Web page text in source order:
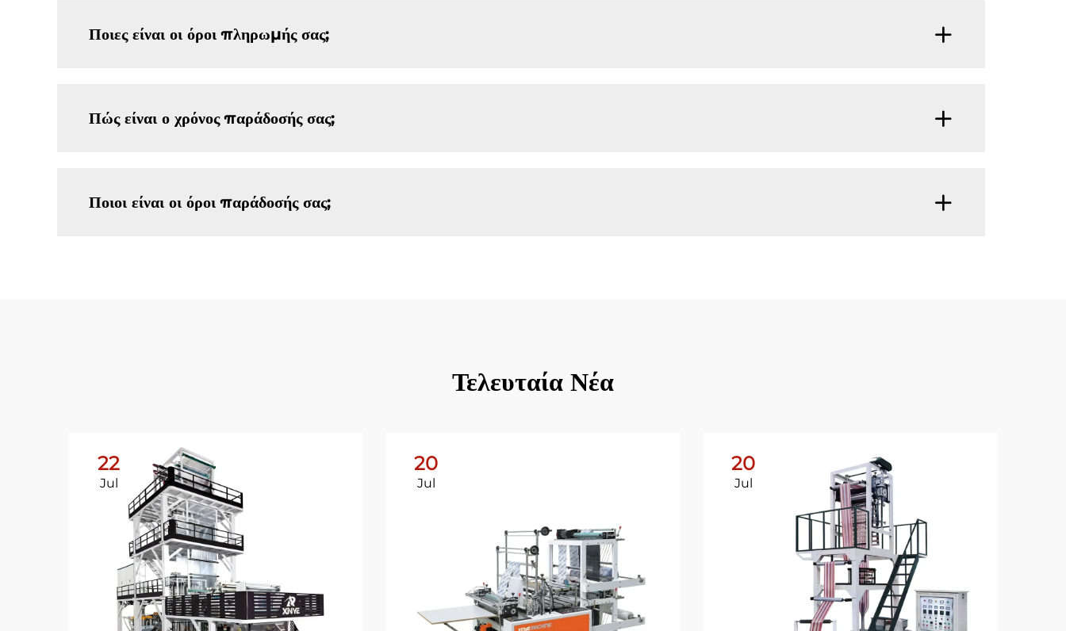
Ποιες είναι οι όροι πληρωμής σας;
Πώς είναι ο χρόνος παράδοσής σας;
Ποιοι είναι οι όροι παράδοσής σας;
Τελευταία Νέα
22
Jul
20
Jul
20
Jul